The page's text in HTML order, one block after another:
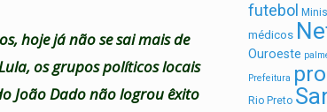
hoje já não se sai mais de
os grupos políticos locais
João Dado não logrou êxito
futebol
médicos
Ouroeste
Prefeitura
Rio Preto